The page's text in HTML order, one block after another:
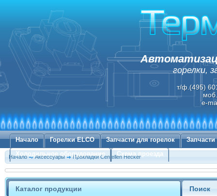
горелки,
т/ф.(495)
e-
Начало Горелки ELCO Запчасти для горелок
Холодильное оборудование
Схема проезда
Начало Аксессуары Прокладки Centellen Hecker
Каталог продукции Поиск